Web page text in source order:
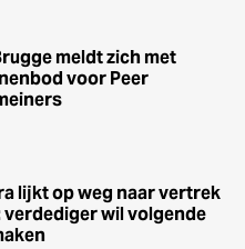
meldt zich met
voor Peer
lijkt op weg naar vertrek
verdediger wil volgende